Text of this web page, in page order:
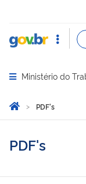
Abrir menu
Ministério do
Você está aqui:
Página Inicial
PDF's
PDF's